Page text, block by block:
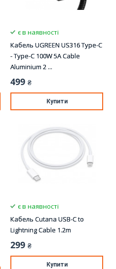
є в наявності
Кабель UGREEN US316 Type-C
- Type-C 100W 5A Cable
Aluminium 2 ...
499 ₴
Купити
є в наявності
Кабель Cutana USB-C to
Lightning Cable 1.2m
299 ₴
Купити